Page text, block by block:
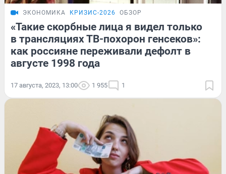
ЭКОНОМИКА КРИЗИС-2026 ОБЗОР
«Такие скорбные лица я видел только
в трансляциях ТВ-похорон генсеков»:
как россияне переживали дефолт в
августе 1998 года
17 августа, 2023, 13:00 1 955 1